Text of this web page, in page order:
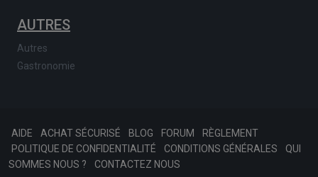
AUTRES
Autres
Gastronomie
AIDE ACHAT SÉCURISÉ BLOG FORUM
RÈGLEMENT
POLITIQUE DE CONFIDENTIALITÉ
CONDITIONS GÉNÉRALES
QUI
SOMMES NOUS ?
CONTACTEZ NOUS